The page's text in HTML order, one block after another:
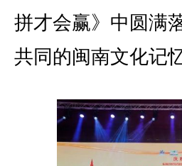
拼才会赢》中圆满
共同的闽南文化记